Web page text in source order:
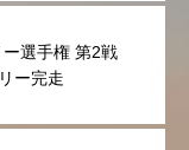
選手権 第2戦
ー完走